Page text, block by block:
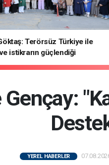
Terörsüz Türkiye ile
ve istikrarın güçlendiği
hedefliyoruz
YEREL HABERLER